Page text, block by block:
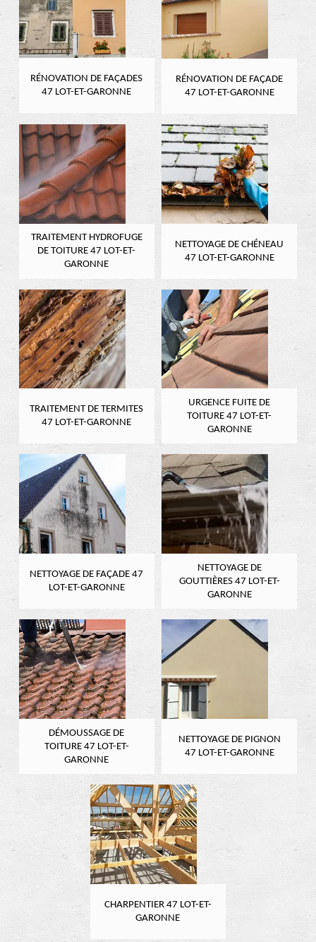
RÉNOVATION DE FAÇADES
47 LOT-ET-GARONNE
RÉNOVATION DE FAÇADE
47 LOT-ET-GARONNE
TRAITEMENT HYDROFUGE
DE TOITURE 47 LOT-ET-
GARONNE
NETTOYAGE DE CHÉNEAU
47 LOT-ET-GARONNE
TRAITEMENT DE TERMITES
47 LOT-ET-GARONNE
URGENCE FUITE DE
TOITURE 47 LOT-ET-
GARONNE
NETTOYAGE DE FAÇADE 47
LOT-ET-GARONNE
NETTOYAGE DE
GOUTTIÈRES 47 LOT-ET-
GARONNE
DÉMOUSSAGE DE
TOITURE 47 LOT-ET-
GARONNE
NETTOYAGE DE PIGNON
47 LOT-ET-GARONNE
CHARPENTIER 47 LOT-ET-
GARONNE